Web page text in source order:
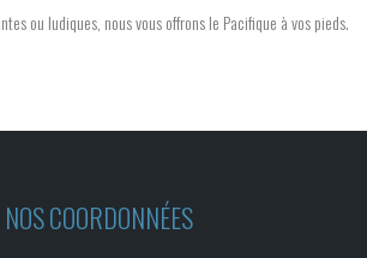
ou ludiques, nous vous offrons le Pacifique à vos pieds.
NOS COORDONNÉES